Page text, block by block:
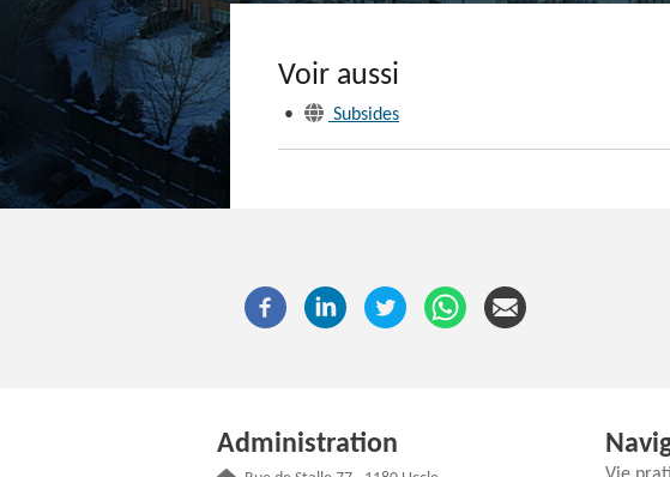
Voir aussi
•
Subsides
Administration
Adresse :